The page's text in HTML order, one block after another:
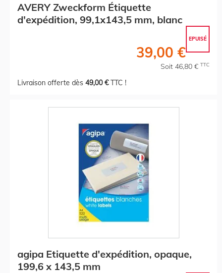
AVERY Zweckform Étiquette
d'expédition, 99,1x143,5 mm, blanc
EPUISÉ
39,00 €
Soit 46,80 € TTC
Livraison offerte dès 49,00 €TTC !
agipa Etiquette d'expédition, opaque,
199,6 x 143,5 mm